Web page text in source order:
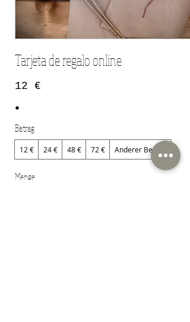
Tarjeta de regalo online
12 €
Betrag
12 € 24 € 48 € 72 € Anderer Betrag
Menge